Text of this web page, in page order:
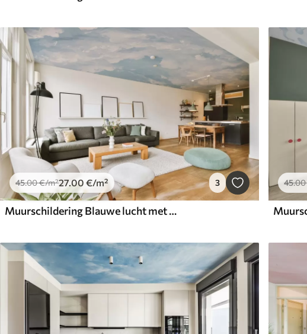
45.00€/m²27 .00 €/m² 3
Muurschildering Blauwe lucht met gesimuleerde olieverfstreken
45.00